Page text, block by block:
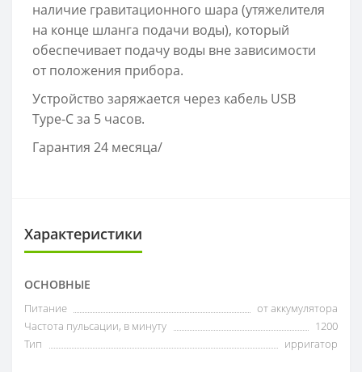
наличие гравитационного шара (утяжелителя
на конце шланга подачи воды), который
обеспечивает подачу воды вне зависимости
от положения прибора.
Устройство заряжается через кабель USB
Type-C за 5 часов.
Гарантия 24 месяца/
Характеристики
ОСНОВНЫЕ
Питание
от аккумулятора
Частота пульсации, в минуту
1200
Тип
ирригатор